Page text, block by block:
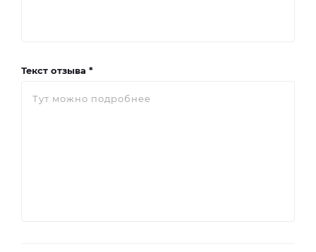
Текст отзыва *